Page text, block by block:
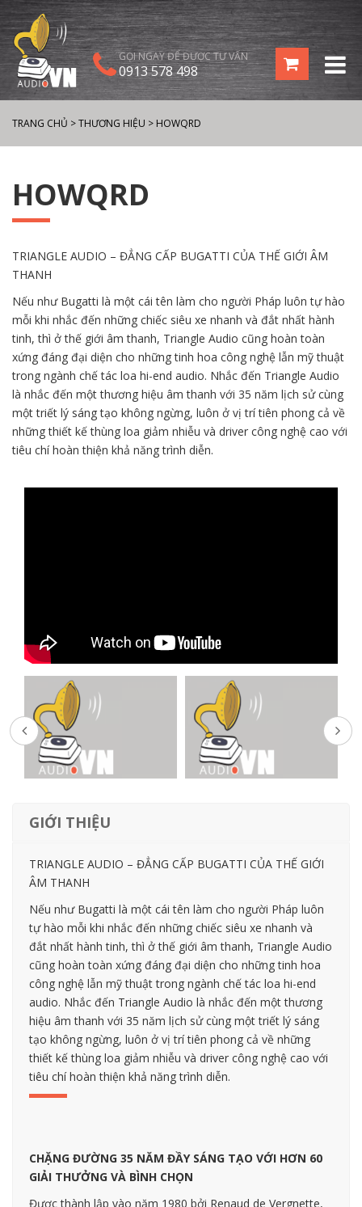
GỌI NGAY ĐỂ ĐƯỢC TƯ VẤN
0913 578 498
TRANG CHỦ >THƯƠNG HIỆU > HOWQRD
HOWQRD
TRIANGLE AUDIO – ĐẲNG CẤP BUGATTI CỦA THẾ GIỚI ÂM
THANH
Nếu như Bugatti là một cái tên làm cho người Pháp luôn tự hào
mỗi khi nhắc đến những chiếc siêu xe nhanh và đắt nhất hành
tinh, thì ở thế giới âm thanh, Triangle Audio cũng hoàn toàn
xứng đáng đại diện cho những tinh hoa công nghệ lẫn mỹ thuật
trong ngành chế tác loa hi-end audio. Nhắc đến Triangle Audio
là nhắc đến một thương hiệu âm thanh với 35 năm lịch sử cùng
một triết lý sáng tạo không ngừng, luôn ở vị trí tiên phong cả về
những thiết kế thùng loa giảm nhiễu và driver công nghệ cao với
tiêu chí hoàn thiện khả năng trình diễn.
GIỚI THIỆU
TRIANGLE AUDIO – ĐẲNG CẤP BUGATTI CỦA THẾ GIỚI
ÂM THANH
Nếu như Bugatti là một cái tên làm cho người Pháp luôn
tự hào mỗi khi nhắc đến những chiếc siêu xe nhanh và
đắt nhất hành tinh, thì ở thế giới âm thanh, Triangle Audio
cũng hoàn toàn xứng đáng đại diện cho những tinh hoa
công nghệ lẫn mỹ thuật trong ngành chế tác loa hi-end
audio. Nhắc đến Triangle Audio là nhắc đến một thương
hiệu âm thanh với 35 năm lịch sử cùng một triết lý sáng
tạo không ngừng, luôn ở vị trí tiên phong cả về những
thiết kế thùng loa giảm nhiễu và driver công nghệ cao với
tiêu chí hoàn thiện khả năng trình diễn.
CHẶNG ĐƯỜNG 35 NĂM ĐẦY SÁNG TẠO VỚI HƠN 60
GIẢI THƯỞNG VÀ BÌNH CHỌN
Được thành lập vào năm 1980 bởi Renaud de Vergnette,